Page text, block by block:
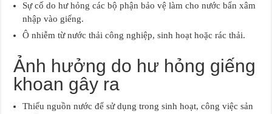
Sự cố do hư hỏng các bộ phận bảo vệ làm cho nước bẩn xâm
nhập vào giếng.
Ô nhiễm từ nước thải công nghiệp, sinh hoạt hoặc rác thải.
Ảnh hưởng do hư hỏng giếng
khoan gây ra
Thiếu nguồn nước để sử dụng trong sinh hoạt, công việc sản